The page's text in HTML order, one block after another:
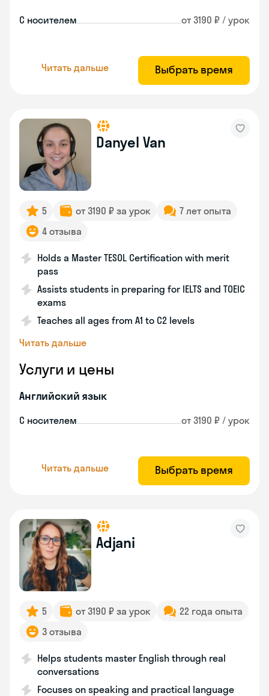
С носителем от 3190 ₽ / урок
Читать дальше Выбрать время
Danyel Van
5 от 3190 ₽ за урок
7 лет опыта
4 отзыва
Holds a Master TESOL Certification with merit
pass
Assists students in preparing for IELTS and TOEIC
exams
Teaches all ages from A1 to C2 levels
Читать дальше
Услуги и цены
Английский язык
С носителем от 3190 ₽ / урок
Читать дальше Выбрать время
Adjani
5 от 3190 ₽ за урок
22 года опыта
3 отзыва
Helps students master English through real
conversations
Focuses on speaking and practical language